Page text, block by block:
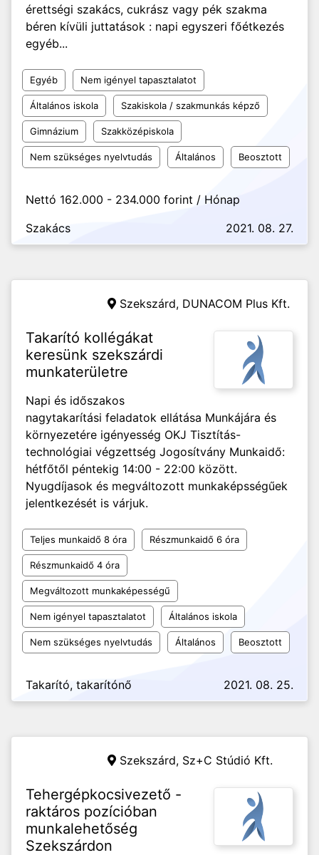
érettségi szakács, cukrász vagy pék szakma
béren kívüli juttatások : napi egyszeri főétkezés
egyéb...
Egyéb Nem igényel tapasztalatot
Általános iskola Szakiskola / szakmunkás képző
Gimnázium Szakközépiskola
Nem szükséges nyelvtudás Általános Beosztott
Nettó 162.000 - 234.000 forint / Hónap
Szakács
2021. 08. 27.
Szekszárd, DUNACOM Plus Kft.
Takarító kollégákat
keresünk szekszárdi
munkaterületre
Napi és időszakos
nagytakarítási feladatok ellátása Munkájára és
környezetére igényesség OKJ Tisztítás-
technológiai végzettség Jogosítvány Munkaidő:
hétfőtől péntekig 14:00 - 22:00 között.
Nyugdíjasok és megváltozott munkaképsségűek
jelentkezését is várjuk.
Teljes munkaidő 8 óra Részmunkaidő 6 óra
Részmunkaidő 4 óra
Megváltozott munkaképességű
Nem igényel tapasztalatot Általános iskola
Nem szükséges nyelvtudás Általános Beosztott
Takarító, takarítónő 2021. 08. 25.
Szekszárd, Sz+C Stúdió Kft.
Tehergépkocsivezető -
raktáros pozícióban
munkalehetőség
Szekszárdon